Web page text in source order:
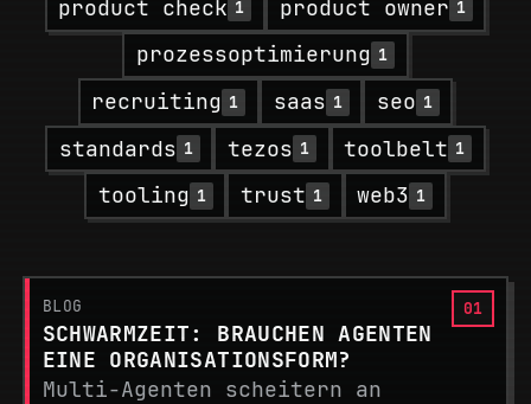
product check 1 product owner 1
prozessoptimierung 1
recruiting 1 saas 1 seo 1
standards 1 tezos 1 toolbelt 1
tooling 1 trust 1 web3 1
BLOG
SCHWARMZEIT: BRAUCHEN AGENTEN
EINE ORGANISATIONSFORM?
Multi-Agenten scheitern an